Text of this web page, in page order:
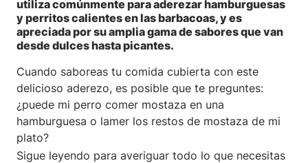
utiliza comúnmente para aderezar hamburguesas
y perritos calientes en las barbacoas, y es
apreciada por su amplia gama de sabores que van
desde dulces hasta picantes.
Cuando saboreas tu comida cubierta con este
delicioso aderezo, es posible que te preguntes:
¿puede mi perro comer mostaza en una
hamburguesa o lamer los restos de mostaza de mi
plato?
Sigue leyendo para averiguar todo lo que necesitas